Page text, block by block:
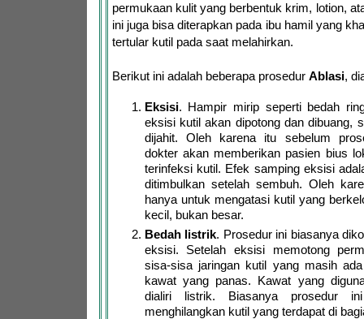
permukaan kulit yang berbentuk krim, lotion,
ini juga bisa diterapkan pada ibu hamil yang
tertular kutil pada saat melahirkan.
Berikut ini adalah beberapa prosedur Ablasi,
Eksisi. Hampir mirip seperti bedah
eksisi kutil akan dipotong dan dibuang,
dijahit. Oleh karena itu sebelum
dokter akan memberikan pasien bius
terinfeksi kutil. Efek samping eksisi
ditimbulkan setelah sembuh. Oleh
hanya untuk mengatasi kutil yang
kecil, bukan besar.
Bedah listrik. Prosedur ini biasanya
eksisi. Setelah eksisi memotong
sisa-sisa jaringan kutil yang masih
kawat yang panas. Kawat yang
dialiri listrik. Biasanya prosedur
menghilangkan kutil yang terdapat di